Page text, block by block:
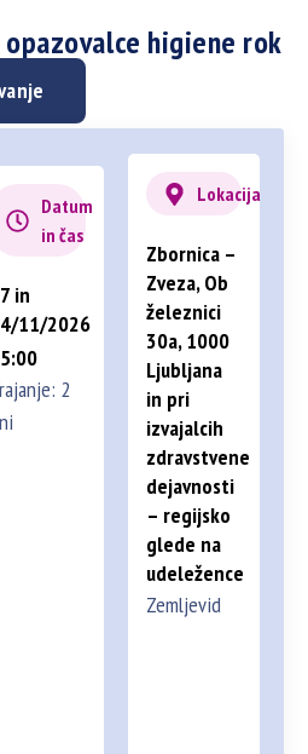
opazovalce higiene rok
Datum
in čas
in
11/2026
2
Lokacija
Zbornica –
Zveza, Ob
železnici
30a, 1000
Ljubljana
in pri
izvajalcih
zdravstvene
dejavnosti
– regijsko
glede na
udeležence
Zemljevid